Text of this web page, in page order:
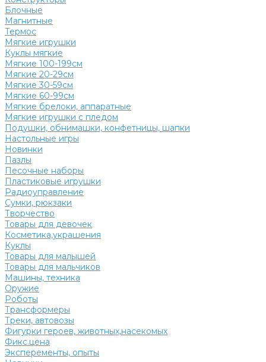
Блочные
Магнитные
Термос
Мягкие игрушки
Куклы мягкие
Мягкие 100-199см
Мягкие 20-29см
Мягкие 30-59см
Мягкие 60-99см
Мягкие брелоки, аппаратные
Мягкие игрушки с пледом
Подушки, обнимашки, конфетницы, шапки
Настольные игры
Новинки
Пазлы
Песочные наборы
Пластиковые игрушки
Радиоуправление
Сумки, рюкзаки
Творчество
Товары для девочек
Косметика,украшения
Куклы
Товары для малышей
Товары для мальчиков
Машины, техника
Оружие
Роботы
Трансформеры
Треки, автовозы
Фигурки героев, животных,насекомых
Фикс.цена
Эксперементы, опыты